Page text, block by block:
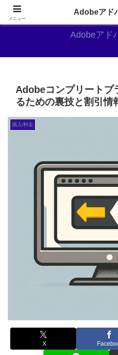
Adobe好きの
Adobeアド
Adobeコンプリートプ
るための裏技と割引情
購入/料金
X
メニュー
Adobeアド